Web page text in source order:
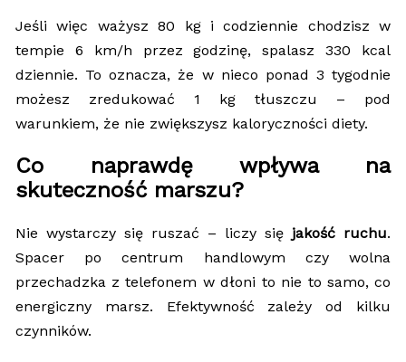
Jeśli więc ważysz 80 kg i codziennie chodzisz w
tempie 6 km/h przez godzinę, spalasz 330 kcal
dziennie. To oznacza, że w nieco ponad 3 tygodnie
możesz zredukować 1 kg tłuszczu – pod
warunkiem, że nie zwiększysz kaloryczności diety.
Co naprawdę wpływa na
skuteczność marszu?
Nie wystarczy się ruszać – liczy się jakość ruchu.
Spacer po centrum handlowym czy wolna
przechadzka z telefonem w dłoni to nie to samo, co
energiczny marsz. Efektywność zależy od kilku
czynników.